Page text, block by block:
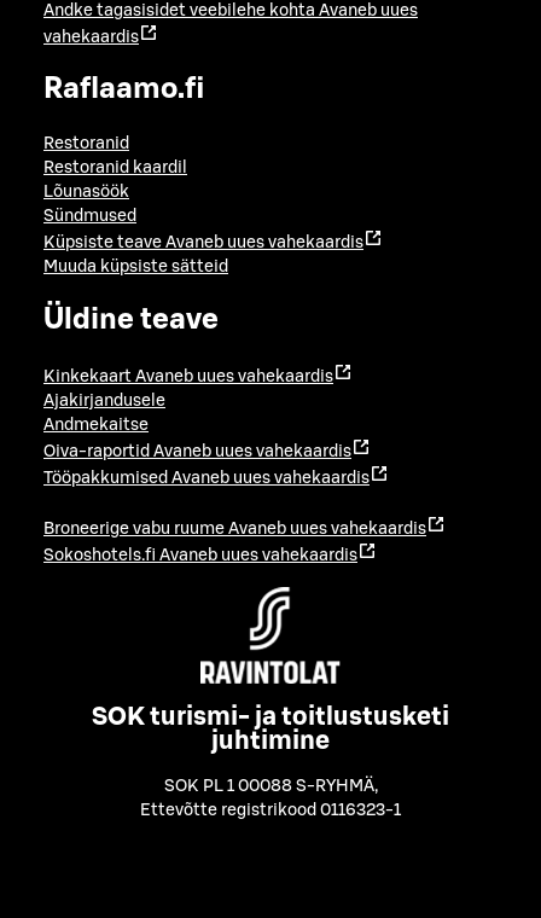
Andke tagasisidet veebilehe kohta Avaneb uues
vahekaardis
Raflaamo.fi
Restoranid
Restoranid kaardil
Lõunasöök
Sündmused
Küpsiste teave Avaneb uues vahekaardis
Muuda küpsiste sätteid
Üldine teave
Kinkekaart Avaneb uues vahekaardis
Ajakirjandusele
Andmekaitse
Oiva-raportid Avaneb uues vahekaardis
Tööpakkumised Avaneb uues vahekaardis
Broneerige vabu ruume Avaneb uues vahekaardis
Sokoshotels.fi Avaneb uues vahekaardis
SOK turismi- ja toitlustusketi
juhtimine
SOK PL 1 00088 S-RYHMÄ,
Ettevõtte registrikood 0116323-1